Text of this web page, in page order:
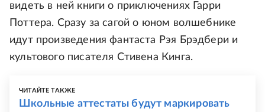
видеть в ней книги о приключениях Гарри
Поттера. Сразу за сагой о юном волшебнике
идут произведения фантаста Рэя Брэдбери и
культового писателя Стивена Кинга.
ЧИТАЙТЕ ТАКЖЕ
Школьные аттестаты будут маркировать